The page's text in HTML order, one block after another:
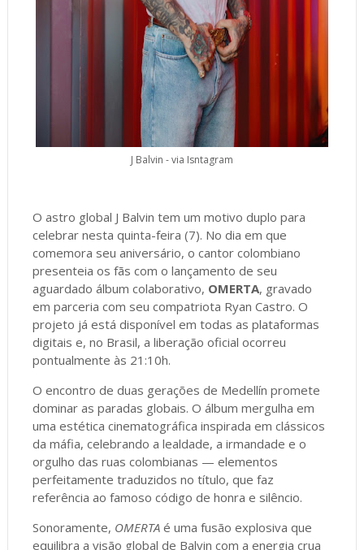
J Balvin - via Isntagram
O astro global J Balvin tem um motivo duplo para
celebrar nesta quinta-feira (7). No dia em que
comemora seu aniversário, o cantor colombiano
presenteia os fãs com o lançamento de seu
aguardado álbum colaborativo, OMERTA, gravado
em parceria com seu compatriota Ryan Castro. O
projeto já está disponível em todas as plataformas
digitais e, no Brasil, a liberação oficial ocorreu
pontualmente às 21:10h.
O encontro de duas gerações de Medellín promete
dominar as paradas globais. O álbum mergulha em
uma estética cinematográfica inspirada em clássicos
da máfia, celebrando a lealdade, a irmandade e o
orgulho das ruas colombianas — elementos
perfeitamente traduzidos no título, que faz
referência ao famoso código de honra e silêncio.
Sonoramente, OMERTAé uma fusão explosiva que
equilibra a visão global de Balvin com a energia crua